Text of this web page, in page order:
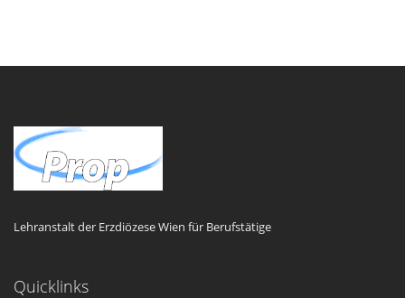
Lehranstalt der Erzdiözese Wien für Berufstätige
Quicklinks